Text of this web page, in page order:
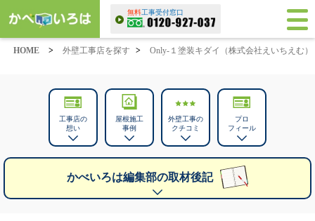
無料工事受付窓口
HOME > 外壁工事店を探す > Only-１塗装キダイ（株式会社えいちえむ）
工事店の
想い
屋根施工
事例
外壁工事の
クチコミ
プロ
フィール
かべいろは編集部の取材後記